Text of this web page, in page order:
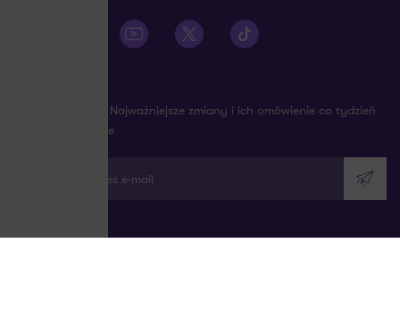
Zobacz profil Grant Thornton na Facebooku
Zobacz profil Grant Thornton na LinkedIn
Zobacz profil Grant Thornton na YouTube
Zobacz profil Grant Thornton na X
Zobacz profil Grant
Bądź na bieżąco: Najważniejsze zmiany i ich omówienie co tydzień
na twojej skrzynce
Wyślij